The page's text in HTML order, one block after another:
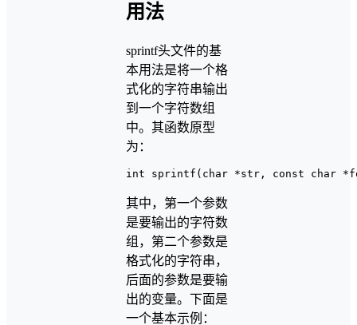
用法
sprintf头文件的基
本用法是将一个格
式化的字符串输出
到一个字符数组
中。其函数原型
为：
其中，第一个参数
是要输出的字符数
组，第二个参数是
格式化的字符串，
后面的参数是要输
出的变量。下面是
一个基本示例：